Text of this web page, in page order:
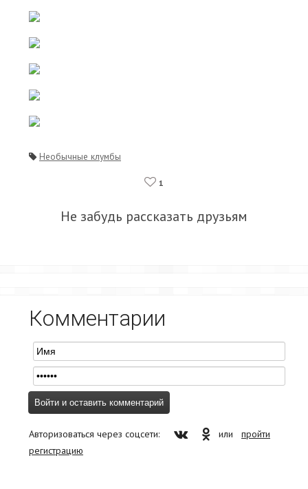
Необычные клумбы
1
Не забудь рассказать друзьям
Комментарии
Авторизоваться через соцсети: или пройти
регистрацию